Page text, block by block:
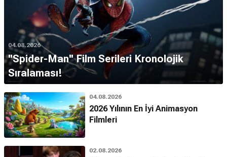
04.08.2026
''Spider-Man'' Film Serileri Kronolojik
Sıralaması!
04.08.2026
2026 Yılının En İyi Animasyon
Filmleri
02.08.2026